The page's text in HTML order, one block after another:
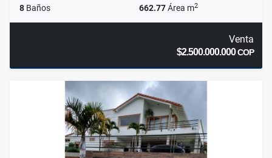
8 Baños 662.77Área m2
Venta
$2.500.000.000COP